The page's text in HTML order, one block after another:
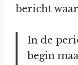
bericht
In de
begin